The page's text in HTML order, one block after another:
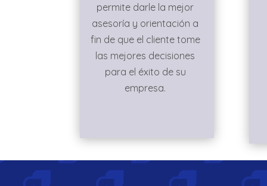
permite darle la mejor
asesoría y orientación a
fin de que el cliente tome
las mejores decisiones
para el éxito de su
empresa.